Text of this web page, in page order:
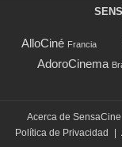
AlloCiné Francia
AdoroCinema
Acerca de SensaCine
Política de Privacidad
|